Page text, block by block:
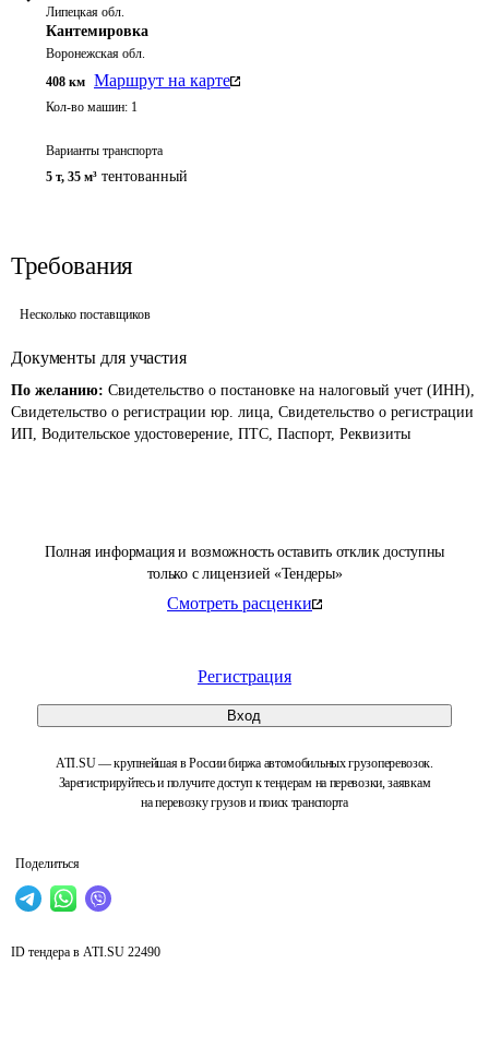
Полная информация и возможность оставить отклик доступны
только с лицензией «Тендеры»
Смотреть расценки
Регистрация
Вход
ATI.SU — крупнейшая в России биржа автомобильных грузоперевозок.
Зарегистрируйтесь и получите доступ к тендерам на перевозки, заявкам
на перевозку грузов и поиск транспорта
Поделиться
Липецкая обл.
Кантемировка
Воронежская обл.
408 км Маршрут на карте
Кол-во машин: 1
Варианты транспорта
5 т, 35 м³ тентованный
Требования
Несколько поставщиков
Документы для участия
По желанию: Свидетельство о постановке на налоговый учет (ИНН),
Свидетельство о регистрации юр. лица, Свидетельство о регистрации
ИП, Водительское удостоверение, ПТС, Паспорт, Реквизиты
ID тендера в ATI.SU 22490